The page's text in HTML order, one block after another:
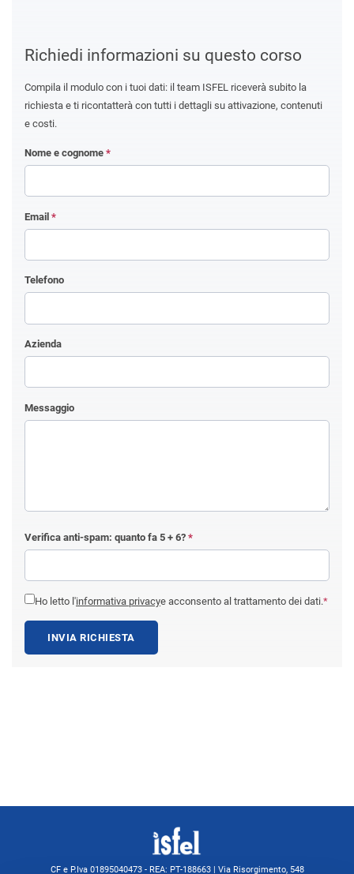
Richiedi informazioni su questo corso
Compila il modulo con i tuoi dati: il team ISFEL riceverà subito la
richiesta e ti ricontatterà con tutti i dettagli su attivazione, contenuti
e costi.
Nome e cognome *
Email *
Telefono
Azienda
Messaggio
Verifica anti-spam: quanto fa 5 + 6? *
Ho letto l'informativa privacye acconsento al trattamento dei dati.*
INVIA RICHIESTA
CF e P.Iva 01895040473 - REA: PT-188663 | Via Risorgimento, 548